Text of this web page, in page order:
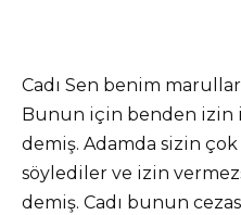
Cadı Sen benim
Bunun için benden
demiş. Adamda sizin
söylediler ve izin
demiş. Cadı bunun